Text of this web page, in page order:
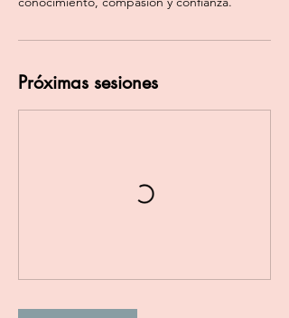
Próximas sesiones